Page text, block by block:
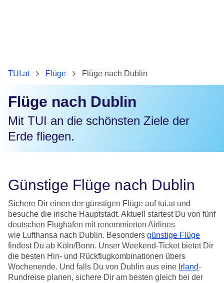
TUI.at Flüge Flüge nach Dublin
Flüge nach Dublin
Mit TUI an die schönsten Ziele der
Erde fliegen.
Günstige Flüge nach Dublin
Sichere Dir einen der günstigen Flüge auf tui.at und
besuche die irische Hauptstadt. Aktuell startest Du von fünf
deutschen Flughäfen mit renommierten Airlines
wie Lufthansa nach Dublin. Besonders günstige Flüge
findest Du ab Köln/Bonn. Unser Weekend-Ticket bietet Dir
die besten Hin- und Rückflugkombinationen übers
Wochenende. Und falls Du von Dublin aus eine Irland-
Rundreise planen, sichere Dir am besten gleich bei der